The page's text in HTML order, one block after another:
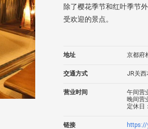
除了樱花季节和红叶季节
受欢迎的景点。
地址 京都府
交通方式 JR关西
营业时间
午间营
晚间营
定休日
链接